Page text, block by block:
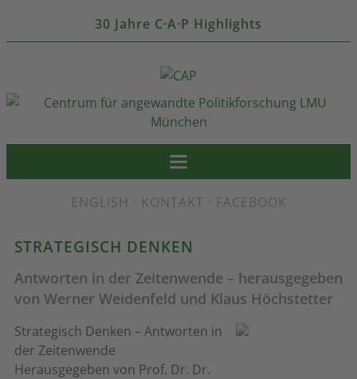
30 Jahre C·A·P Highlights
ENGLISH · KONTAKT · FACEBOOK
STRATEGISCH DENKEN
Antworten in der Zeitenwende – herausgegeben
von Werner Weidenfeld und Klaus Höchstetter
Strategisch Denken – Antworten in
der Zeitenwende
Herausgegeben von Prof. Dr. Dr.